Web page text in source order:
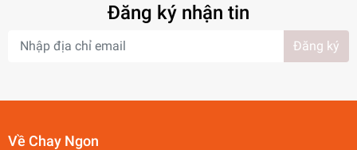
Đăng ký nhận tin
Đăng ký
Về Chay Ngon